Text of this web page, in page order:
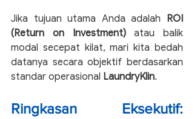
Jika tujuan utama Anda adalah ROI
(Return on Investment) atau balik
modal secepat kilat, mari kita bedah
datanya secara objektif berdasarkan
standar operasional LaundryKlin.
Ringkasan Eksekutif: